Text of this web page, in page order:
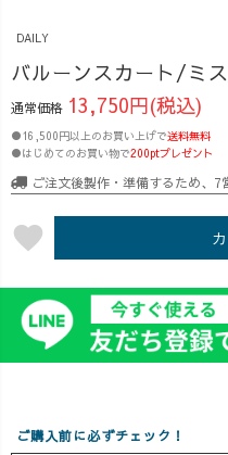
う、 UZUiROら
しい異素材ミッ
した。 「かわ
いいのにラク」
「シルエットが
綺麗」 「着るだ
い」 そん
な、“毎日つい手
ター” に仕上が
っています。
【お問い合わせ
がついに復活✨
初、
た。 でも実際に
履い
ふく
けど
と太
っと
丈は
まで
（
DAILY
バルーンスカート/ミ
通常価格 13,750円(税込)
●16,500円以上のお買い上げで送料無料
●はじめてのお買い物で200ptプレゼント
ご注文後製作・準備するため、7
favorite
ご購入前に必ずチェック！